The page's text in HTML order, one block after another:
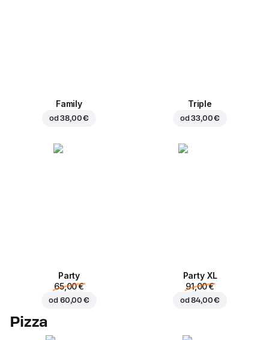
Family
od38,00 €
Triple
od33,00 €
Party
65,00 €
od 60,00 €
Party XL
91,00 €
od84,00 €
Pizza